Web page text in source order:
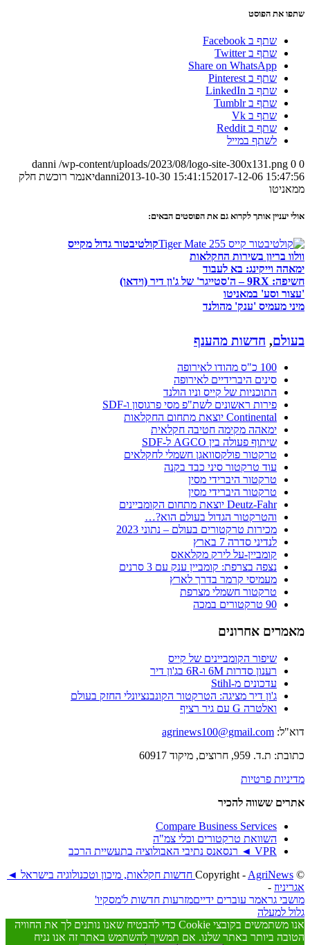
שתפו את הפוסט
שתף ב Facebook
שתף ב Twitter
Share on WhatsApp
שתף ב Pinterest
שתף ב LinkedIn
שתף ב Tumblr
שתף ב Vk
שתף ב Reddit
לשתף במייל
0
0
danni /wp-content/uploads/2023/08/logo-site-300x131.png
danni2013-10-30 15:41:152017-12-06 15:47:56
יאנמר רוכשת חלק
ממאניטו
אולי יעניין אותך לקרוא גם את הפוסטים הבאים:
קולטיבטור גדול מקייס
וולוו בריון בשירות החקלאות
ימאהה וייקינג: בא לעבוד
חשיפה: 9RX – ה'סטייגר' של ג'ון דיר (וידאו)
'עצור וסע' במאניטו
מיני מעמיס 'ענק' מהולנד
בעולם, חדשות מהענף
100 כ"ס מהודו לאירופה
סינים היברידיים לאירופה
התוכניות של קייס וניו הולנד
פירות ראשונים לשת"פ מסי פרגוסון ו-SDF
Continental יוצאת מתחום החקלאות
ימאהה מקימה חטיבה חקלאית
שיתוף פעולה בין AGCO ל-SDF
טרקטור פולקסוואגן חשמלי לחקלאים
עוד טרקטור סיני כבד בקנה
טרקטור היברידי מסין
טרקטור היברידי מסין
Deutz-Fahr יוצאת מתחום הקומביינים
והטרקטור הגדול בעולם הוא?…
מכירות טרקטורים בעולם – נתוני 2023
לנדיני סדרה 7 בארץ
קומביין-על לירק מקלאאס
נצפה בצרפת: קומביין ענק עם 3 סרנים
מעמיסי קרמר בדרך לארץ
טרקטור חשמלי מצרפת
90 טרקטורים במכה
מאמרים אחרונים
שיפור הקומביינים של קייס
רענון סדרות 6M ו-6R בג'ון דיר
עדכונים מ-Stihl
ג'ון דיר מציגה: הטרקטור הקונבנציונלי החזק בעולם
ואלטרה G עם גיר רציף
דוא"ל: agrinews100@gmail.com
כתובת: ת.ד. 959, חרוצים, מיקוד 60917
מדיניות פרטיות
אתרים ששווה להכיר
Compare Business Services
השוואת טרקטורים וכלי צמ"ה
VPR ◄ רנסאנס נתיבי האבולוציה בתעשיית הרכב
© ‫Copyright -
AgriNews חדשות חקלאות, מיכון וטכנולוגיה בישראל ◄
אגריניוז -
מושבי גראמר עוברים ידייםמזרעות חדשות ל'מסקיו'
גלול למעלה
אנו משתמשים בקובצי Cookie כדי להבטיח שאנו נותנים לך את החוויה
הטובה ביותר באתר שלנו. אם תמשיך להשתמש באתר זה אנו נניח